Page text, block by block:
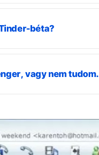
béta?
vagy nem tudom.